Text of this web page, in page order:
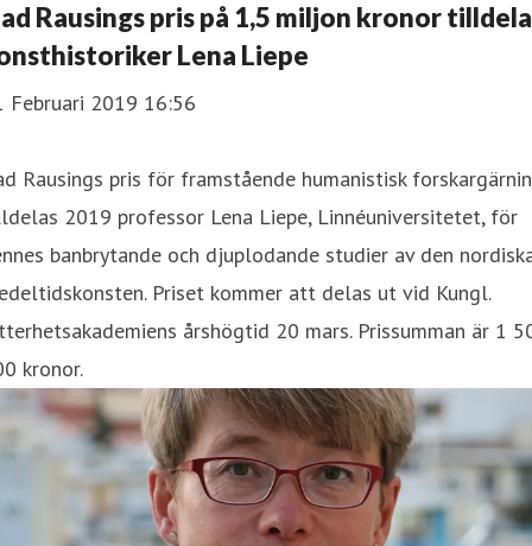
Rausings pris på 1,5 miljon kronor
Lena Liepe
Februari 2019 16:56
Rausings pris för framstående humanistisk
2019 professor Lena Liepe, Linnéuniversitetet, för
banbrytande och djuplodande studier av den
Priset kommer att delas ut vid Kungl.
årshögtid 20 mars. Prissumman är 1
kronor.